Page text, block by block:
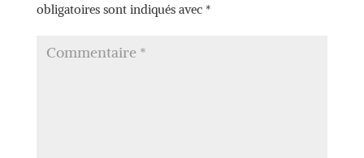
obligatoires sont indiqués avec *